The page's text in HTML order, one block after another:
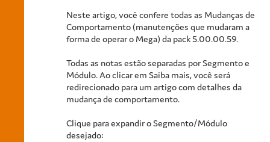
Neste artigo, você confere todas as Mudanças de
Comportamento (manutenções que mudaram a
forma de operar o Mega) da pack 5.00.00.59.
Todas as notas estão separadas por Segmento e
Módulo. Ao clicar em Saiba mais, você será
redirecionado para um artigo com detalhes da
mudança de comportamento.
Clique para expandir o Segmento/Módulo
desejado: